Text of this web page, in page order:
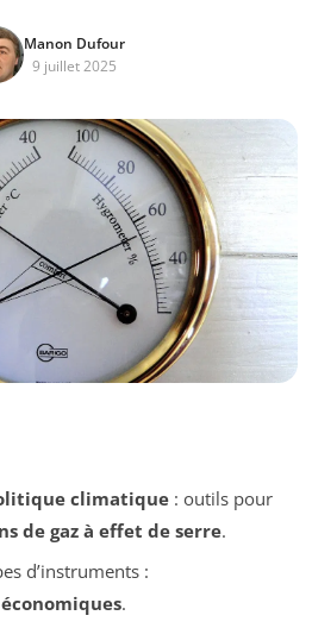
Manon Dufour
9 juillet 2025
climatique: outils pour
de gaz à effet de serre.
d’instruments :
économiques.